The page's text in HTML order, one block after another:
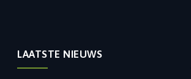
LAATSTE NIEUWS